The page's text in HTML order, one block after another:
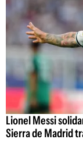
Lionel Messi
Sierra de Madrid